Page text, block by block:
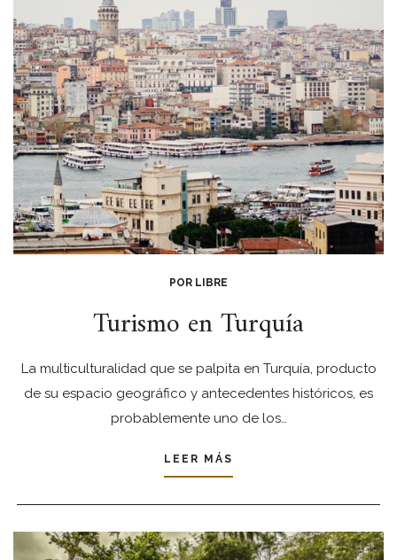
POR LIBRE
Turismo en Turquía
La multiculturalidad que se palpita en Turquía, producto
de su espacio geográfico y antecedentes históricos, es
probablemente uno de los…
LEER MÁS